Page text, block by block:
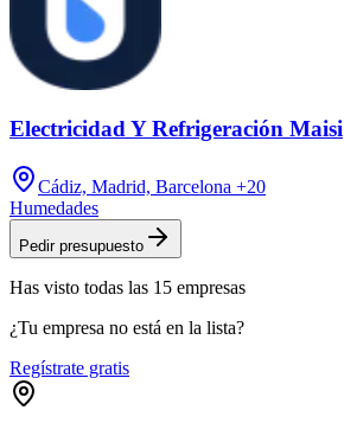
Electricidad Y Refrigeración Maisi
Cádiz, Madrid, Barcelona +20
Humedades
Pedir presupuesto
Has visto todas las 15 empresas
¿Tu empresa no está en la lista?
Regístrate gratis